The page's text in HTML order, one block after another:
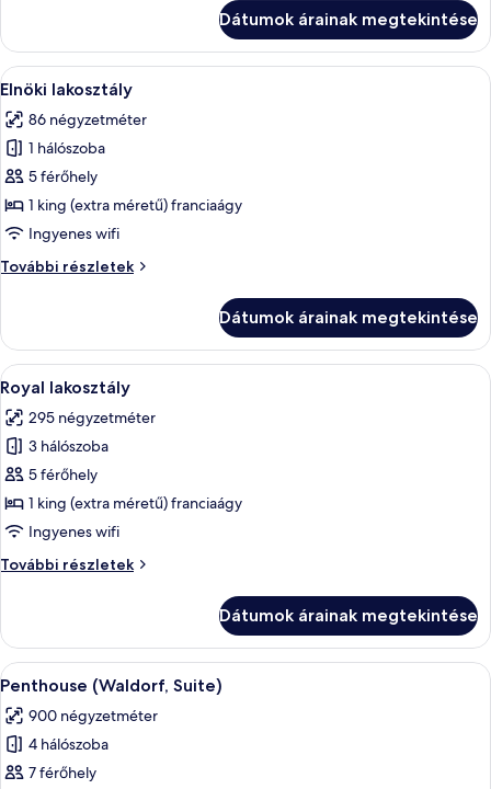
méretű)
franciaágy
(extra
méretű)
franciaágy
részletei
Dátumok árainak megtekintése
A
következő
szoba
összes
képének
megtekintése:
Elnöki
Egy modern hotelszoba, sötét színű
8
Elnöki lakosztály
86 négyzetméter
1 hálószoba
5 férőhely
1 king (extra méretű) franciaágy
Ingyenes wifi
További részletek
Elnöki
Dátumok árainak megtekintése
A
következő
szoba
összes
képének
megtekintése:
Royal
Prémium ágynemű, memóriahabos
7
Royal lakosztály
295 négyzetméter
3 hálószoba
5 férőhely
1 king (extra méretű) franciaágy
Ingyenes wifi
További részletek
Royal
Dátumok árainak megtekintése
A
következő
szoba
összes
képének
Egy modern fürőszoba, melyben
2
Penthouse (Waldorf, Suite)
900 négyzetméter
4 hálószoba
7 férőhely